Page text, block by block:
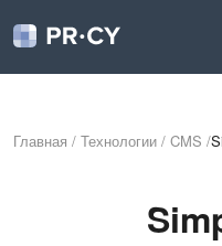
Главная / Технологии / CMS /